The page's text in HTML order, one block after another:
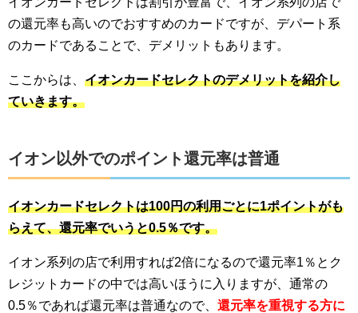
の還元率も高いのでおすすめのカードですが、デパート系
のカードであることで、デメリットもあります。
ここからは、 イオンカードセレクトのデメリットを紹介し
ていきます。
イオン以外でのポイント還元率は普通
イオンカードセレクトは100円の利用ごとに1ポイントがも
らえて、還元率でいうと0.5％です。
イオン系列の店で利用すれば2倍になるので還元率1％とク
レジットカードの中では高いほうに入りますが、通常の
0.5％であれば還元率は普通なので、 還元率を重視する方に